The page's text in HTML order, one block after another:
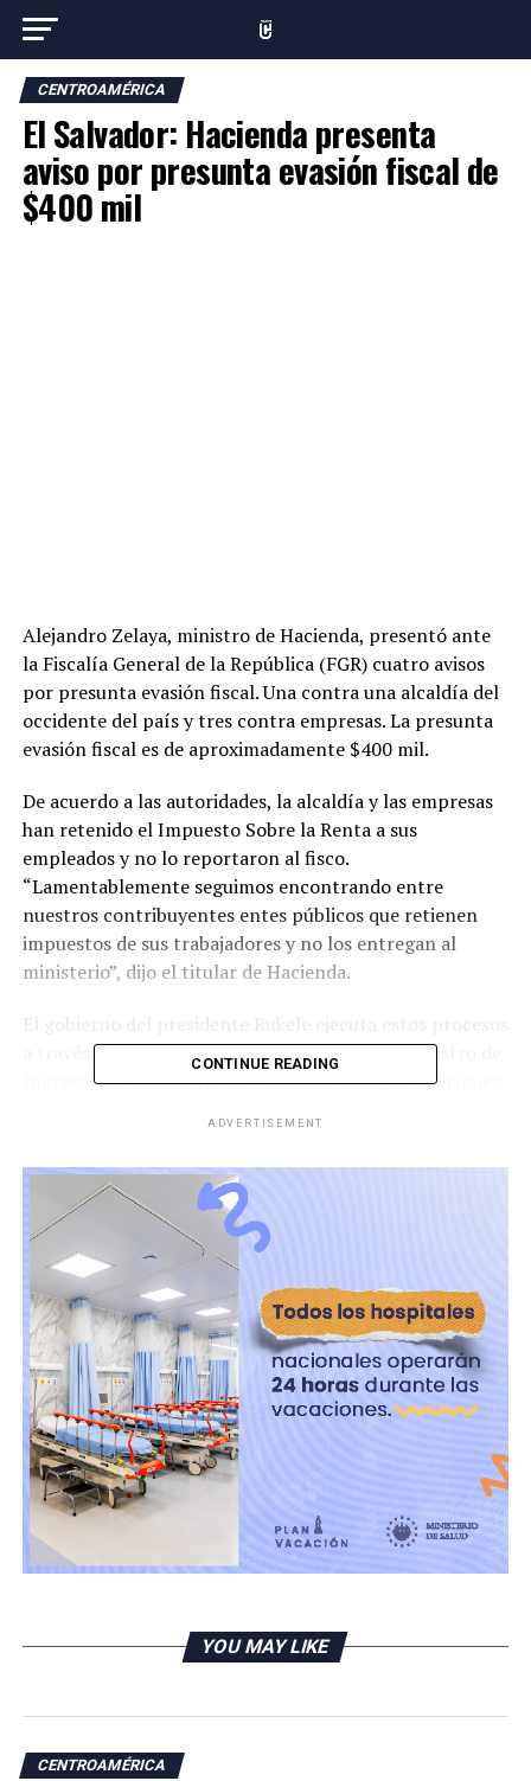
CENTROAMÉRICA
El Salvador: Hacienda presenta
aviso por presunta evasión fiscal de
$400 mil
Alejandro Zelaya, ministro de Hacienda, presentó ante
la Fiscalía General de la República (FGR) cuatro avisos
por presunta evasión fiscal. Una contra una alcaldía del
occidente del país y tres contra empresas. La presunta
evasión fiscal es de aproximadamente $400 mil.
De acuerdo a las autoridades, la alcaldía y las empresas
han retenido el Impuesto Sobre la Renta a sus
empleados y no lo reportaron al fisco.
“Lamentablemente seguimos encontrando entre
nuestros contribuyentes entes públicos que retienen
impuestos de sus trabajadores y no los entregan al
ministerio”, dijo el titular de Hacienda.
a través del “Plan Antievasión Fiscal”. El viceministro de
Ingresos del Ministerio de Hacienda, Douglas Rodríguez,
RELATED TOPICS:
UP NEXT
Guatemala: Roxana Baldetti asegura padecer
enfermedad degenerativa
DON'T MISS
Migrantes deportados reciben ayuda por covid-19 en
Guatemala
CONTINUE READING
ADVERTISEMENT
YOU MAY LIKE
CENTROAMÉRICA